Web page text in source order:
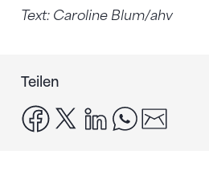
Text: Caroline Blum/ahv
Teilen
facebook
x linkedinwhatsapp